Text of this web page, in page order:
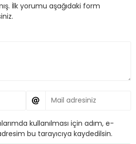
İlk yorumu aşağıdaki form
kullanılması için adım, e-
bu tarayıcıya kaydedilsin.